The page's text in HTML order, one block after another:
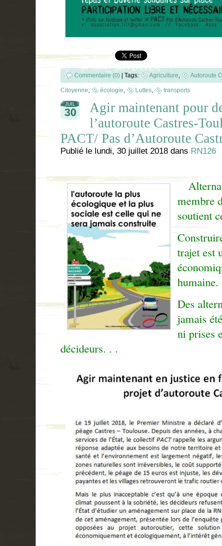
Commentaire (0) Tags: Agriculture, Autoroute
Citoyenne, écologie, Luttes, transports
JUIL
30
Agir maintenant pour
l’autoroute Castres-
PACT/ Pas d’Autoroute
Publié le lundi, 30 juillet 2018 dans RN126
membre
soutient
trajet est
humaine.
Des
jamais
ni prises
décideurs. . .